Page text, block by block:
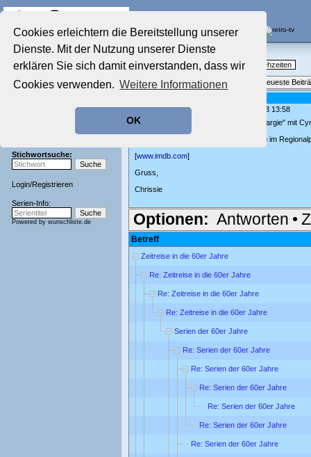
Cookies erleichtern die Bereitstellung unserer
Dienste. Mit der Nutzung unserer Dienste
erklären Sie sich damit einverstanden, dass wir
Cookies verwenden. Weitere Informationen
OK
Startseite
Aktuelles Forum
Film-Forum
Zeichentrick-Forum
Stichwortsuche:
Login/Registrieren
Serien-Info:
Powered by wunschliste.de
Nostalgieecke
TV-Erinnerungen an gute, alte Fernsehzeiten
Themenübersicht • Neues Thema
Neueste
geschrieben von:
, 06.07.23 13:58
Kann sich noch jemand an die Serie "Margie" mit
Die fiel mir gestern noch ein.
In Norddeutschland lief sie eine zeitlang im
[www.imdb.com]
Gruss,
Chrissie
Optionen: Antworten •
Betreff
Zeitreise in die 60er Jahre
Re: Zeitreise in die 60er Jahre
Re: Zeitreise in die 60er Jahre
Re: Zeitreise in die 60er Jahre
Serien der 60er Jahre
Re: Serien der 60er Jahre
Re: Serien der 60er Jahre
Re: Serien der 60er Jahre
Re: Serien der 60er Jahre
Re: Serien der 60er Jahre
Re: Serien der 60er Jahre